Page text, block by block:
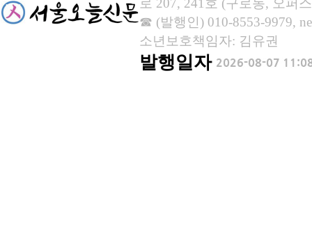
로 207, 241호 (구로동, 오퍼
☎ (발행인) 010-8553-9979,
소년보호책임자: 김유권
발행일자